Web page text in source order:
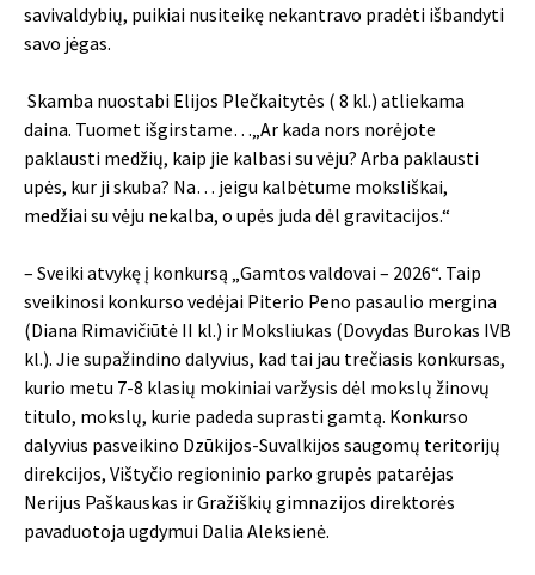
savivaldybių, puikiai nusiteikę nekantravo pradėti išbandyti
savo jėgas.
Skamba nuostabi Elijos Plečkaitytės ( 8 kl.) atliekama
daina. Tuomet išgirstame…„Ar kada nors norėjote
paklausti medžių, kaip jie kalbasi su vėju? Arba paklausti
upės, kur ji skuba? Na… jeigu kalbėtume moksliškai,
medžiai su vėju nekalba, o upės juda dėl gravitacijos.“
– Sveiki atvykę į konkursą „Gamtos valdovai – 2026“. Taip
sveikinosi konkurso vedėjai Piterio Peno pasaulio mergina
(Diana Rimavičiūtė II kl.) ir Moksliukas (Dovydas Burokas IVB
kl.). Jie supažindino dalyvius, kad tai jau trečiasis konkursas,
kurio metu 7-8 klasių mokiniai varžysis dėl mokslų žinovų
titulo, mokslų, kurie padeda suprasti gamtą. Konkurso
dalyvius pasveikino Dzūkijos-Suvalkijos saugomų teritorijų
direkcijos, Vištyčio regioninio parko grupės patarėjas
Nerijus Paškauskas ir Gražiškių gimnazijos direktorės
pavaduotoja ugdymui Dalia Aleksienė.